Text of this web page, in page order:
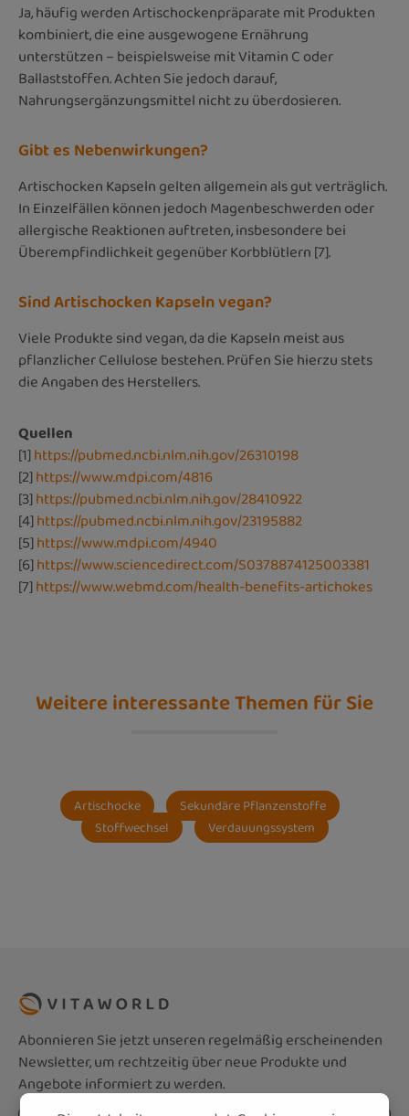
Ja, häufig werden Artischockenpräparate mit Produkten
kombiniert, die eine ausgewogene Ernährung
unterstützen – beispielsweise mit Vitamin C oder
Ballaststoffen. Achten Sie jedoch darauf,
Nahrungsergänzungsmittel nicht zu überdosieren.
Gibt es Nebenwirkungen?
Artischocken Kapseln gelten allgemein als gut verträglich.
In Einzelfällen können jedoch Magenbeschwerden oder
allergische Reaktionen auftreten, insbesondere bei
Überempfindlichkeit gegenüber Korbblütlern [7].
Sind Artischocken Kapseln vegan?
Viele Produkte sind vegan, da die Kapseln meist aus
pflanzlicher Cellulose bestehen. Prüfen Sie hierzu stets
die Angaben des Herstellers.
Quellen
[1]https://pubmed.ncbi.nlm.nih.gov/26310198
[2]https://www.mdpi.com/4816
[3]https://pubmed.ncbi.nlm.nih.gov/28410922
[4]https://pubmed.ncbi.nlm.nih.gov/23195882
[5]https://www.mdpi.com/4940
[6]https://www.sciencedirect.com/S0378874125003381
[7]https://www.webmd.com/health-benefits-artichokes
Weitere interessante Themen für Sie
Artischocke
Sekundäre Pflanzenstoffe
Stoffwechsel
Verdauungssystem
Abonnieren Sie jetzt unseren regelmäßig erscheinenden
Newsletter, um rechtzeitig über neue Produkte und
Angebote informiert zu werden.